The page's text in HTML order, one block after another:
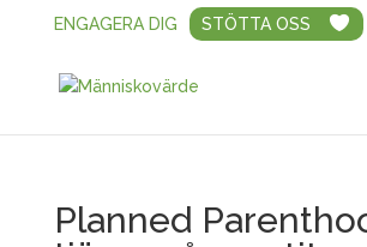
ENGAGERA DIG STÖTTA OSS
Planned